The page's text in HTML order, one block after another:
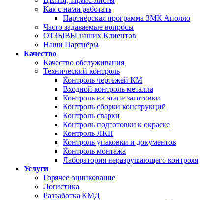
Как с нами работать
Партнёрская программа ЗМК Аполло
Часто задаваемые вопросы
ОТЗЫВЫ наших Клиентов
Наши Партнёры
Качество
Качество обслуживания
Технический контроль
Контроль чертежей КМ
Входной контроль металла
Контроль на этапе заготовки
Контроль сборки конструкций
Контроль сварки
Контроль подготовки к окраске
Контроль ЛКП
Контроль упаковки и документов
Контроль монтажа
Лаборатория неразрушающего контроля
Услуги
Горячее оцинкование
Логистика
Разработка КМД